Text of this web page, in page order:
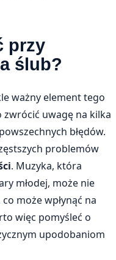
przy
ślub?
ważny element tego
uwagę na kilka
błędów.
problemów
. Muzyka, która
młodej, może nie
może wpłynąć na
więc pomyśleć o
upodobaniom